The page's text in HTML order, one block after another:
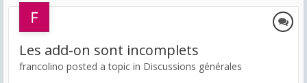
Les add-on sont incomplets
francolino posted a topic in Discussions générales